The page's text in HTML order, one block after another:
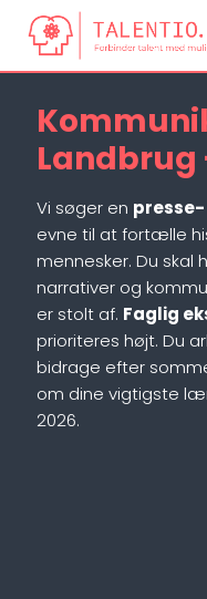
Landbrug
Vi søger en
evne til at fortælle
mennesker. Du skal
narrativer og
er stolt af. Faglig
prioriteres højt. Du
bidrage efter
om dine vigtigste
2026.